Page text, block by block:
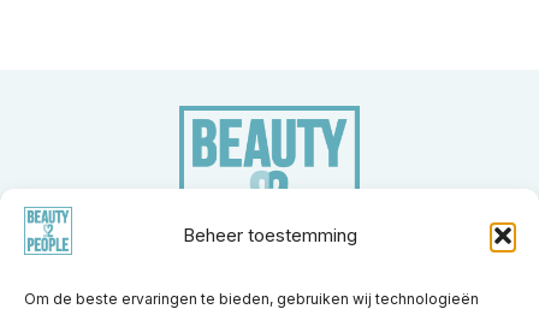
Beheer toestemming
Om de beste ervaringen te bieden, gebruiken wij technologieën